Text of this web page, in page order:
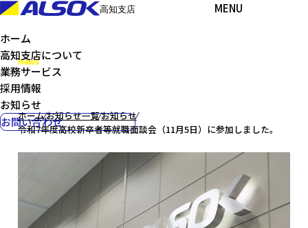
高知支店 MENU
ホーム
高知支店について
業務サービス
採用情報
お知らせ
お問い合わせ
News
お知らせ
ホーム⁄お知らせ一覧⁄お知らせ⁄
令和7年度高校新卒者等就職面談会（11月5日）に参加しました。